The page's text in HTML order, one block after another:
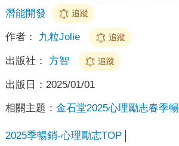
潛能開發
追蹤
作者： 九粒Jolie 追蹤
出版社： 方智 追蹤
出版日： 2025/01/01
相關主題： 金石堂2025心理勵志春季
2025季暢銷-心理勵志TOP